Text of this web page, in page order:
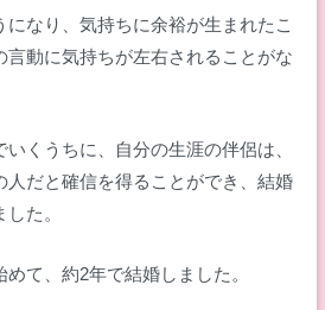
になり、気持ちに余裕が生まれたこ
言動に気持ちが左右されることがな
くうちに、自分の生涯の伴侶は、
人だと確信を得ることができ、結婚
た。
て、約2年で結婚しました。